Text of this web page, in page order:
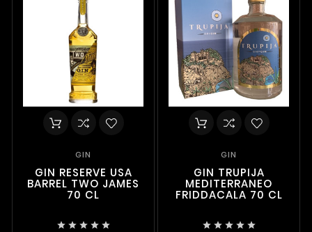
GIN
GIN RESERVE USA
BARREL TWO JAMES
70 CL
    
GIN
GIN TRUPIJA
MEDITERRANEO
FRIDDACALA 70 CL
    